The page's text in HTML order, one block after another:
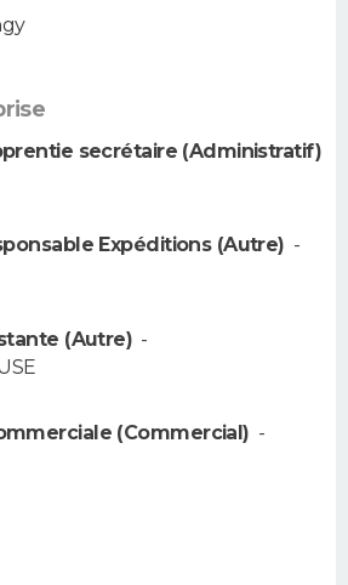
secrétaire (Administratif)
Expéditions (Autre) -
(Autre) -
(Commercial) -